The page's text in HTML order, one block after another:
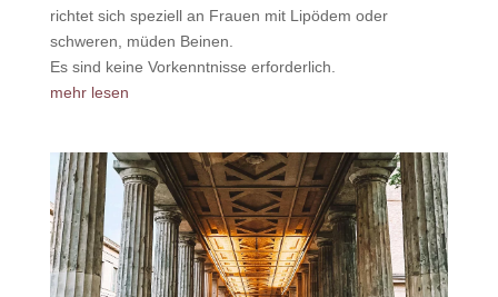
richtet sich speziell an Frauen mit Lipödem oder
schweren, müden Beinen.
Es sind keine Vorkenntnisse erforderlich.
mehr lesen